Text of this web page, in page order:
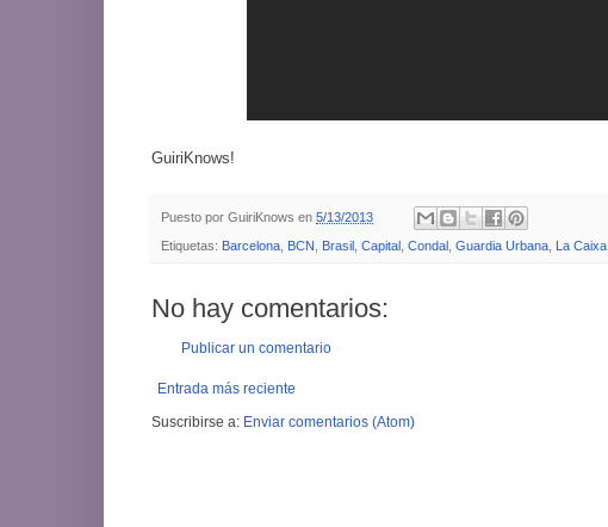
GuiriKnows!
Puesto por GuiriKnows en 5/13/2013
Etiquetas: Barcelona BCN Brasil Capital Condal Guardia Urbana La Caixa
No hay comentarios:
Publicar un comentario
Entrada más reciente
Suscribirse a: Enviar comentarios (Atom)